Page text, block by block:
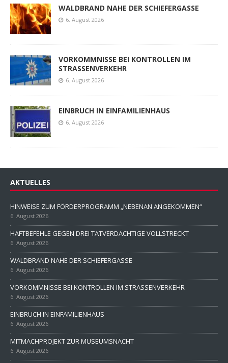
WALDBRAND NAHE DER SCHIEFERGASSE
6. August 2026
VORKOMMNISSE BEI KONTROLLEN IM
STRASSENVERKEHR
6. August 2026
EINBRUCH IN EINFAMILIENHAUS
6. August 2026
AKTUELLES
HINWEISE ZUM FÖRDERPROGRAMM „NEBENAN ANGEKOMMEN“
6. August 2026
HAFTBEFEHLE GEGEN DREI TATVERDÄCHTIGE VOLLSTRECKT
6. August 2026
WALDBRAND NAHE DER SCHIEFERGASSE
6. August 2026
VORKOMMNISSE BEI KONTROLLEN IM STRASSENVERKEHR
6. August 2026
EINBRUCH IN EINFAMILIENHAUS
6. August 2026
MITMACHPROJEKT ZUR MUSEUMSNACHT
6. August 2026